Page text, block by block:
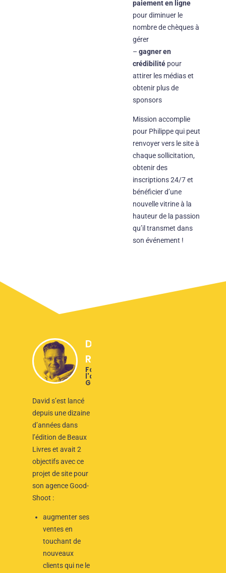
paiement en ligne
pour diminuer le
nombre de chèques à
gérer
–gagner en
crédibilité pour
attirer les médias et
obtenir plus de
sponsors
Mission accomplie
pour Philippe qui peut
renvoyer vers le site à
chaque sollicitation,
obtenir des
inscriptions 24/7 et
bénéficier d’une
nouvelle vitrine à la
hauteur de la passion
qu’il transmet dans
son événement !
David
Reygondeau
Fondateur de
l'agence photo
Good-Shoot
David s’est lancé
depuis une dizaine
d’années dans
l’édition de Beaux
Livres et avait 2
objectifs avec ce
projet de site pour
son agence Good-
Shoot :
augmenter ses
ventes en
touchant de
nouveaux
clients qui ne le